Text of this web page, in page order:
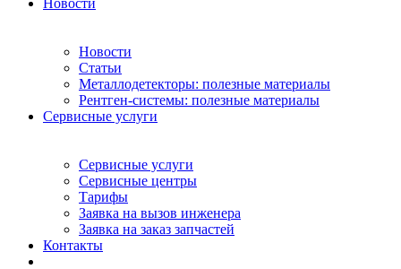
Новости
Новости
Статьи
Металлодетекторы: полезные материалы
Рентген-системы: полезные материалы
Сервисные услуги
Сервисные услуги
Сервисные центры
Тарифы
Заявка на вызов инженера
Заявка на заказ запчастей
Контакты